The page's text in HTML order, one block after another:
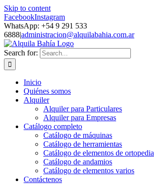
Skip to content
FacebookInstagram
WhatsApp: +54 9 291 533
6888|administracion@alquilabahia.com.ar
Search for:
Inicio
Quiénes somos
Alquiler
Alquiler para Particulares
Alquiler para Empresas
Catálogo completo
Catálogo de máquinas
Catálogo de herramientas
Catálogo de elementos de ortopedia
Catálogo de andamios
Catálogo de elementos varios
Contáctenos